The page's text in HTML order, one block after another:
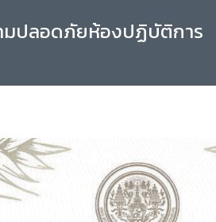
มปลอดภัยห้องปฏิบัติการ